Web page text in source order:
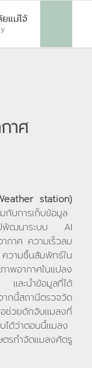
าศ
station)
มกับการเก็บข้อมูล
ปพัฒนาระบบ AI
กาศ ความเร็วลม
มชื้นสัมพัทธ์ใน
อากาศในแปลง
และนำข้อมูลที่ได้
นี้สถานีตรวจวัด
วยดักจับแมลงที่
ได้ว่าตอนนี้แมลง
ตรกำจัดแมลงศัตรู